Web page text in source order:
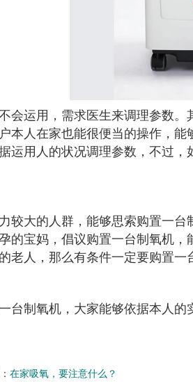
会运用，需求医生来调理参数
本人在家也能很便当的操作，
运用人的状况调理参数，不过
较大的人群，能够思索购置一
的宝妈，倡议购置一台制氧机
老人，那么有条件一定要购置一
台制氧机，大家能够依据本人的
在家吸氧，要注意什么？